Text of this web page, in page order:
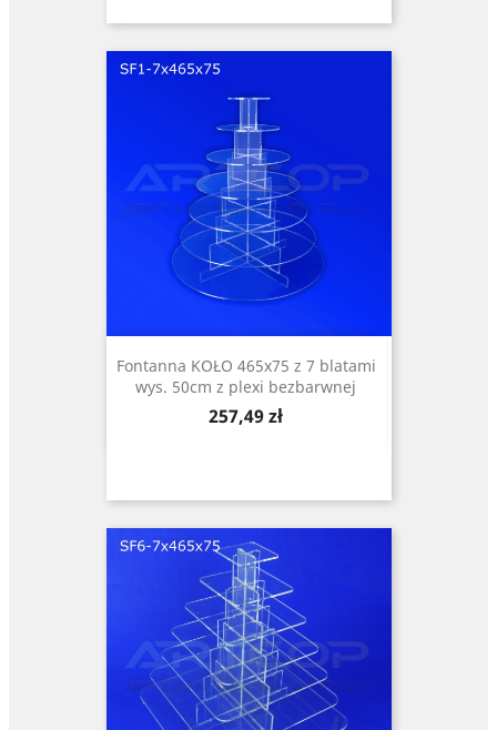
Fontanna KOŁO 465x75 z 7 blatami
wys. 50cm z plexi bezbarwnej
Cena
257,49 zł